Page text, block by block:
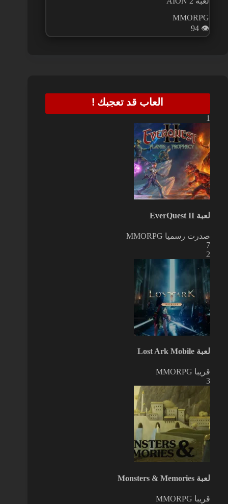
MMORPG
👁️
94
العاب قد تعجبك !
1
لعبة EverQuest II
صدرت رسميا MMORPG
7
2
لعبة Lost Ark Mobile
قريبا MMORPG
3
لعبة Monsters & Memories
قريبا MMORPG